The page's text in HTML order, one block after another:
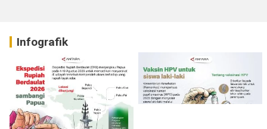
Infografik